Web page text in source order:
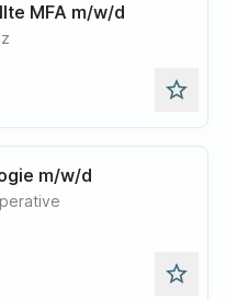
MFA m/w/d
star_outline
m/w/d
star_outline